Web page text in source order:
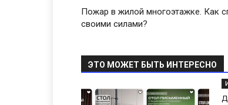
Пожар в жилой многоэтажке. Как
своими силами?
ЭТО МОЖЕТ БЫТЬ ИНТЕРЕСНО